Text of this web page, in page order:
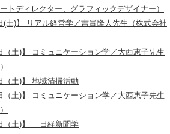
トディレクター、グラフィックデザイナー）
(土)】 リアル経営学／吉貴隆人先生（株式会社
（土)】 コミュニケーション学／大西恵子先生
（土)】 地域清掃活動
（土)】 コミュニケーション学／大西恵子先生
（土)】 日経新聞学